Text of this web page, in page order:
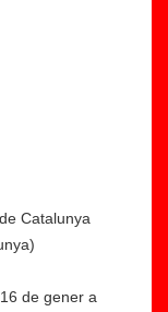
Catalunya
de gener a